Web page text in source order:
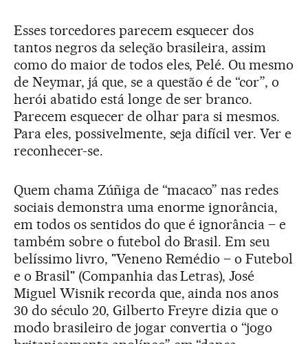
Esses torcedores parecem esquecer dos
tantos negros da seleção brasileira, assim
como do maior de todos eles, Pelé. Ou mesmo
de Neymar, já que, se a questão é de “cor”, o
herói abatido está longe de ser branco.
Parecem esquecer de olhar para si mesmos.
Para eles, possivelmente, seja difícil ver. Ver e
reconhecer-se.
Quem chama Zúñiga de “macaco” nas redes
sociais demonstra uma enorme ignorância,
em todos os sentidos do que é ignorância – e
também sobre o futebol do Brasil. Em seu
belíssimo livro, "Veneno Remédio – o Futebol
e o Brasil" (Companhia das Letras), José
Miguel Wisnik recorda que, ainda nos anos
30 do século 20, Gilberto Freyre dizia que o
modo brasileiro de jogar convertia o “jogo